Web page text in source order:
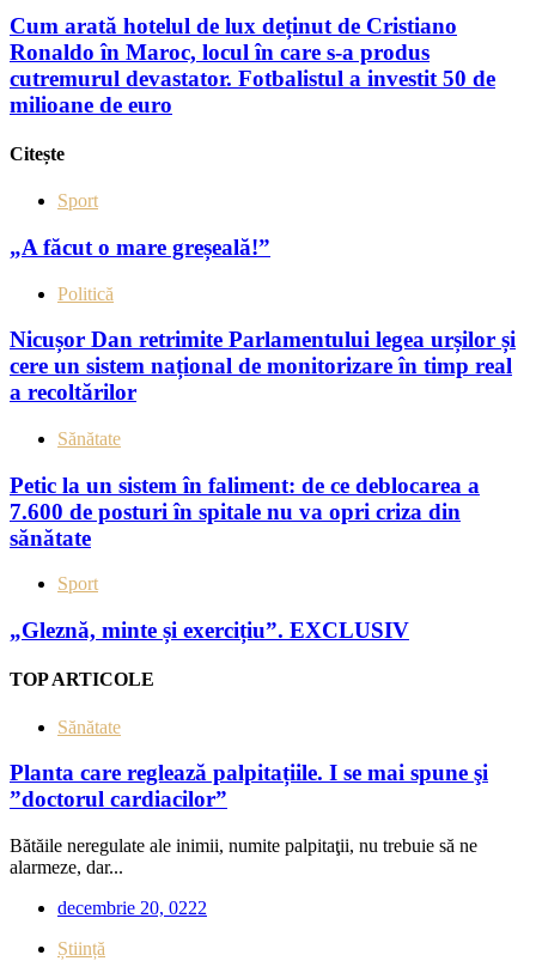
Cum arată hotelul de lux deținut de Cristiano
Ronaldo în Maroc, locul în care s-a produs
cutremurul devastator. Fotbalistul a investit 50 de
milioane de euro
Citește
Sport
„A făcut o mare greșeală!”
Politică
Nicușor Dan retrimite Parlamentului legea urșilor și
cere un sistem național de monitorizare în timp real
a recoltărilor
Sănătate
Petic la un sistem în faliment: de ce deblocarea a
7.600 de posturi în spitale nu va opri criza din
sănătate
Sport
„Gleznă, minte și exercițiu”. EXCLUSIV
TOP ARTICOLE
Sănătate
Planta care reglează palpitațiile. I se mai spune şi
”doctorul cardiacilor”
Bătăile neregulate ale inimii, numite palpitaţii, nu trebuie să ne
alarmeze, dar...
decembrie 20, 0222
Știință